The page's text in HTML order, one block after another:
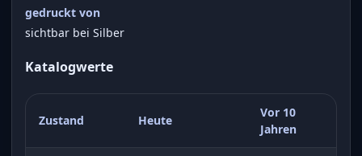
gedruckt von
sichtbar bei Silber
Katalogwerte
Zustand Heute
Vor 10
Jahren